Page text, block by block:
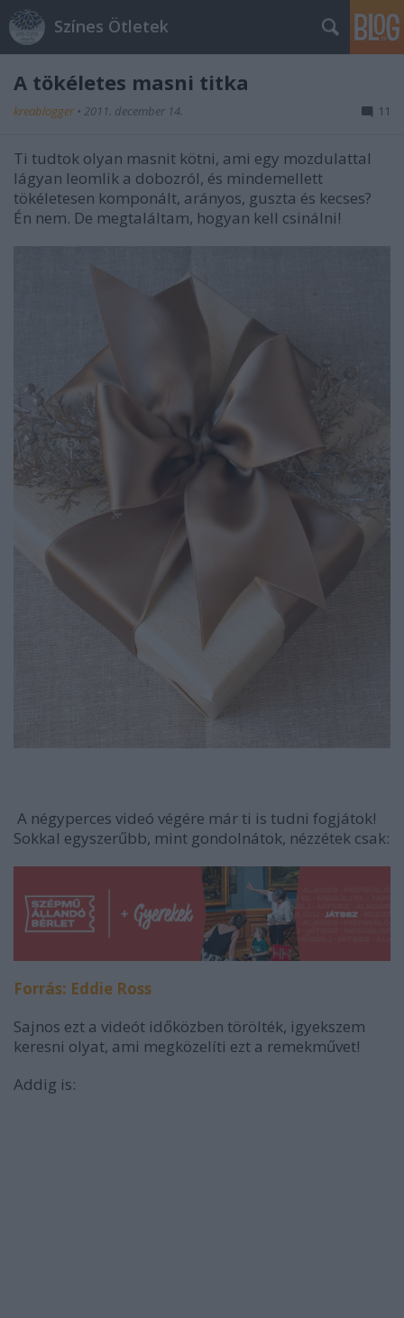
Színes Ötletek
A tökéletes masni titka
kreablogger • 2011. december 14. 11
Ti tudtok olyan masnit kötni, ami egy mozdulattal
lágyan leomlik a dobozról, és mindemellett
tökéletesen komponált, arányos, guszta és kecses?
Én nem. De megtaláltam, hogyan kell csinálni!
A négyperces videó végére már ti is tudni fogjátok!
Sokkal egyszerűbb, mint gondolnátok, nézzétek csak:
Forrás: Eddie Ross
Sajnos ezt a videót időközben törölték, igyekszem
keresni olyat, ami megközelíti ezt a remekművet!
Addig is: